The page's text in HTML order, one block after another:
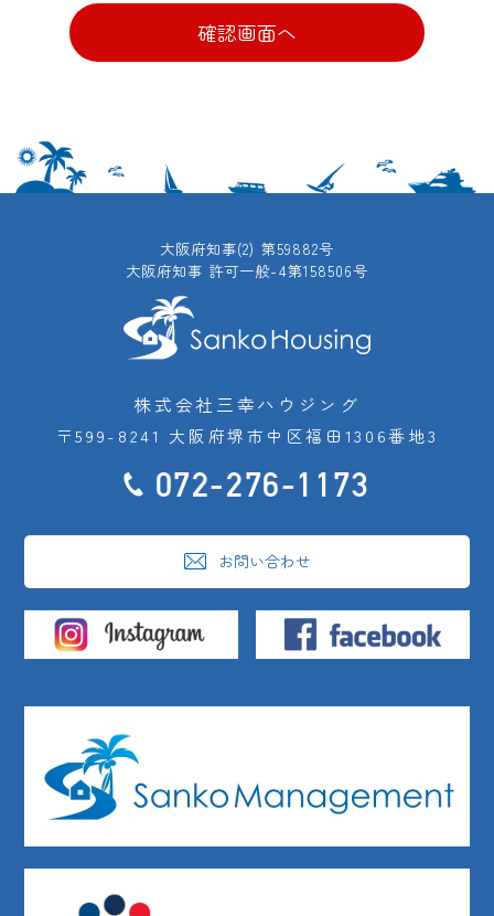
確認画面へ
大阪府知事(2) 第59882号
大阪府知事 許可一般-4第158506号
株式会社三幸ハウジング
〒599-8241 大阪府堺市中区福田1306番地3
072-276-1173
お問い合わせ